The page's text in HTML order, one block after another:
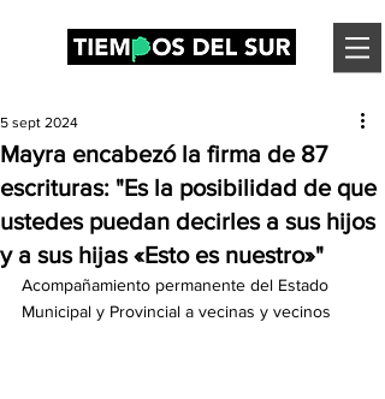
Mayra encabezó la firma de 87
escrituras: "Es la posibilidad de que
ustedes puedan decirles a sus hijos
y a sus hijas «Esto es nuestro»"
5 sept 2024
Acompañamiento permanente del Estado
Municipal y Provincial a vecinas y vecinos